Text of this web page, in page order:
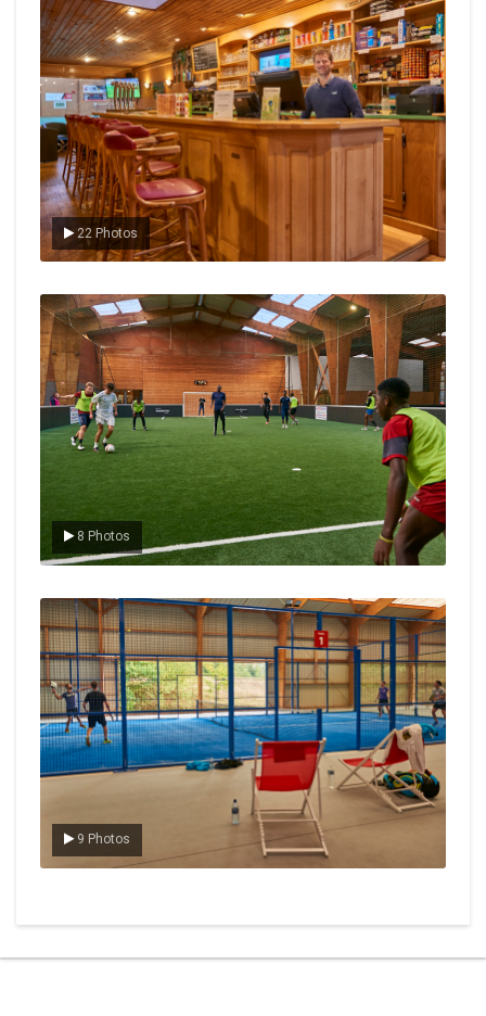
22 Photos
Le Club
8 Photos
Le foot en salle
9 Photos
Le padel